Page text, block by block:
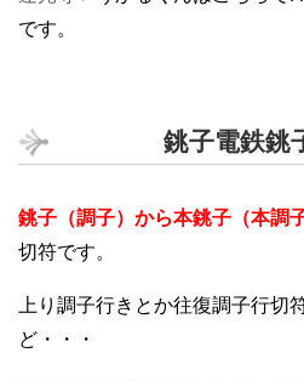
です。
銚子電鉄銚
銚子（調子）から本銚子（本調
切符です。
上り調子行きとか往復調子行切
ど・・・